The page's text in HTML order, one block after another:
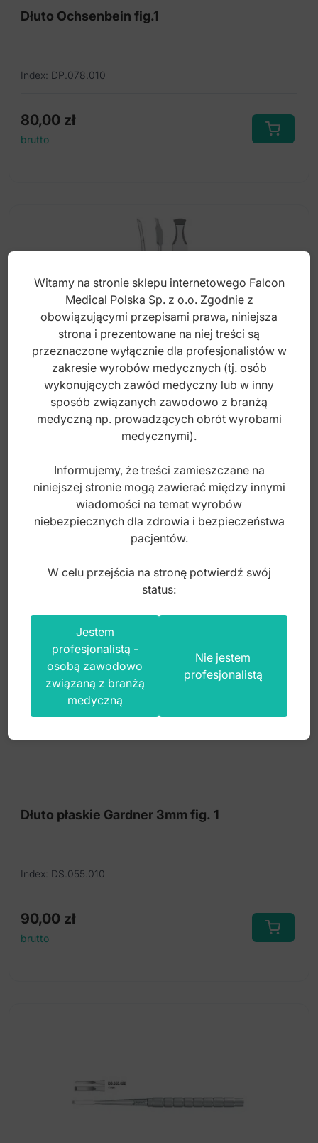
Dłuto Ochsenbein fig.1
Index: DP.078.010
80,00 zł
brutto
Dłuto Ochsenbein fig.2
Index: DP.078.020
80,00zł
Dłuto płaskie Gardner 3mm fig. 1
Index: DS.055.010
90,00 zł
brutto
Witamy na stronie sklepu internetowego Falcon
Medical Polska Sp. z o.o. Zgodnie z
obowiązującymi przepisami prawa, niniejsza
strona i prezentowane na niej treści są
przeznaczone wyłącznie dla profesjonalistów w
zakresie wyrobów medycznych (tj. osób
wykonujących zawód medyczny lub w inny
sposób związanych zawodowo z branżą
medyczną np. prowadzących obrót wyrobami
medycznymi).
Informujemy, że treści zamieszczane na
niniejszej stronie mogą zawierać między innymi
wiadomości na temat wyrobów
niebezpiecznych dla zdrowia i bezpieczeństwa
pacjentów.
W celu przejścia na stronę potwierdź swój
status:
Jestem
profesjonalistą -
osobą zawodowo
związaną z branżą
medyczną
Nie jestem
profesjonalistą